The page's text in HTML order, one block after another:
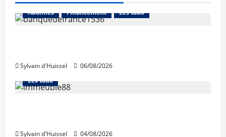
Abonnés Financement Les taux
Sylvain d'Huissel 06/08/2026
Abonnés Financement
Les taux
Sylvain d'Huissel
04/08/2026